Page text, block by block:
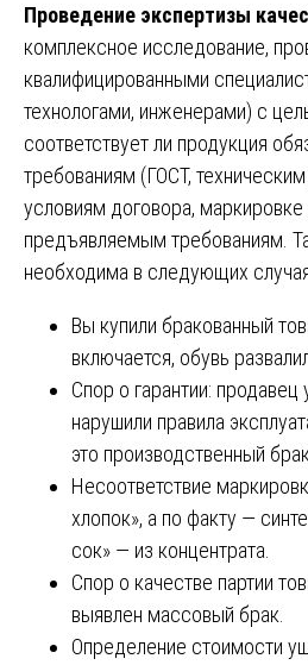
Проведение экспертизы
комплексное исследование,
квалифицированными
технологами, инженерами) с
соответствует ли продукция
требованиям (ГОСТ,
условиям договора,
предъявляемым требованиям.
необходима в следующих
Вы купили бракованный
включается, обувь
Спор о гарантии:
нарушили правила
это производственный брак.
Несоответствие
хлопок», а по факту —
сок» — из концентрата.
Спор о качестве партии
выявлен массовый брак.
Определение стоимости